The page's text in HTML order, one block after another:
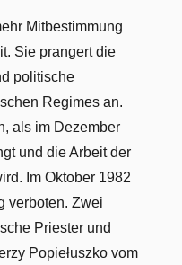
Mitbestimmung
Sie prangert die
politische
Regimes an.
als im Dezember
und die Arbeit der
Im Oktober 1982
verboten. Zwei
Priester und
Popiełuszko vom